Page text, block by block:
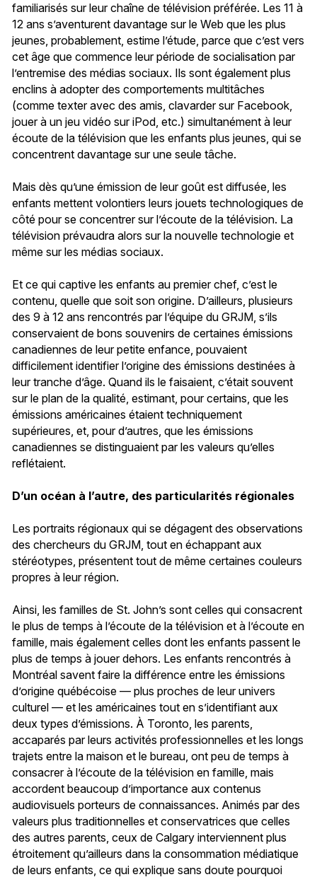
familiarisés sur leur chaîne de télévision préférée. Les 11 à
12 ans s’aventurent davantage sur le Web que les plus
jeunes, probablement, estime l’étude, parce que c’est vers
cet âge que commence leur période de socialisation par
l’entremise des médias sociaux. Ils sont également plus
enclins à adopter des comportements multitâches
(comme texter avec des amis, clavarder sur Facebook,
jouer à un jeu vidéo sur iPod, etc.) simultanément à leur
écoute de la télévision que les enfants plus jeunes, qui se
concentrent davantage sur une seule tâche.
Mais dès qu’une émission de leur goût est diffusée, les
enfants mettent volontiers leurs jouets technologiques de
côté pour se concentrer sur l’écoute de la télévision. La
télévision prévaudra alors sur la nouvelle technologie et
même sur les médias sociaux.
Et ce qui captive les enfants au premier chef, c’est le
contenu, quelle que soit son origine. D’ailleurs, plusieurs
des 9 à 12 ans rencontrés par l’équipe du GRJM, s’ils
conservaient de bons souvenirs de certaines émissions
canadiennes de leur petite enfance, pouvaient
difficilement identifier l’origine des émissions destinées à
leur tranche d’âge. Quand ils le faisaient, c’était souvent
sur le plan de la qualité, estimant, pour certains, que les
émissions américaines étaient techniquement
supérieures, et, pour d’autres, que les émissions
canadiennes se distinguaient par les valeurs qu’elles
reflétaient.
D’un océan à l’autre, des particularités régionales
Les portraits régionaux qui se dégagent des observations
des chercheurs du GRJM, tout en échappant aux
stéréotypes, présentent tout de même certaines couleurs
propres à leur région.
Ainsi, les familles de St. John’s sont celles qui consacrent
le plus de temps à l’écoute de la télévision et à l’écoute en
famille, mais également celles dont les enfants passent le
plus de temps à jouer dehors. Les enfants rencontrés à
Montréal savent faire la différence entre les émissions
d’origine québécoise — plus proches de leur univers
culturel — et les américaines tout en s’identifiant aux
deux types d’émissions. À Toronto, les parents,
accaparés par leurs activités professionnelles et les longs
trajets entre la maison et le bureau, ont peu de temps à
consacrer à l’écoute de la télévision en famille, mais
accordent beaucoup d’importance aux contenus
audiovisuels porteurs de connaissances. Animés par des
valeurs plus traditionnelles et conservatrices que celles
des autres parents, ceux de Calgary interviennent plus
étroitement qu’ailleurs dans la consommation médiatique
de leurs enfants, ce qui explique sans doute pourquoi